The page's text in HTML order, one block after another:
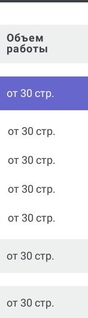
Объем
работы
от 30 стр.
от 30 стр.
от 30 стр.
от 30 стр.
от 30 стр.
от 30 стр.
от 30 стр.
от 30 стр.